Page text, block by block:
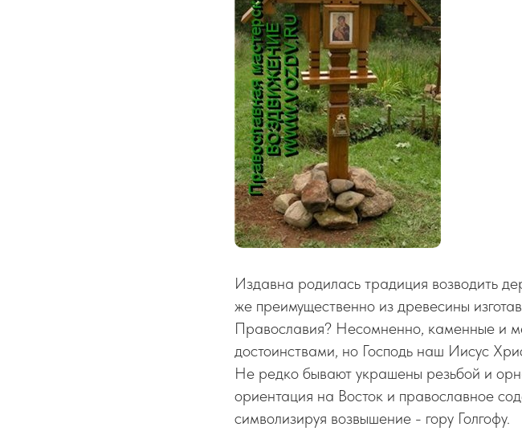
Издавна родилась традиция возводить
же преимущественно из древесины
Православия? Несомненно, каменные и
достоинствами, но Господь наш Иисус
Не редко бывают украшены резьбой и
ориентация на Восток и православное
символизируя возвышение - гору Голгофу.